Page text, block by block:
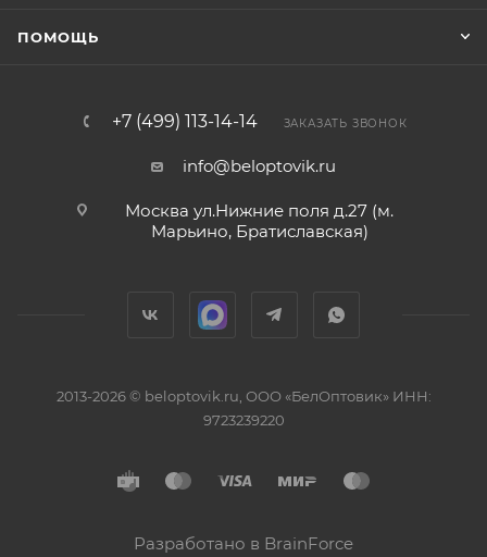
ПОМОЩЬ
+7 (499) 113-14-14 ЗАКАЗАТЬ ЗВОНОК
info@beloptovik.ru
Москва ул.Нижние поля д.27 (м.
Марьино, Братиславская)
2013-2026 © beloptovik.ru, ООО «БелОптовик» ИНН:
9723239220
Разработано в BrainForce